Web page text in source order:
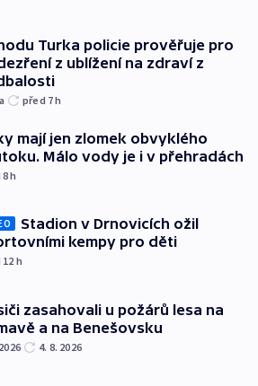
Turka policie prověřuje pro
z ublížení na zdraví z
před 7h
mají jen zlomek obvyklého
Málo vody je i v přehradách
8h
Stadion v Drnovicích ožil
kempy pro děti
h
zasahovali u požárů lesa na
a na Benešovsku
4. 8. 2026